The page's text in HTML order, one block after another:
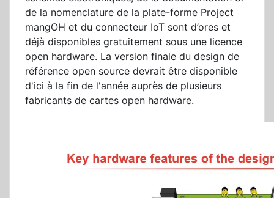
de la nomenclature de la plate-forme Project
mangOH et du connecteur IoT sont d’ores et
déjà disponibles gratuitement sous une licence
open hardware. La version finale du design de
référence open source devrait être disponible
d'ici à la fin de l'année auprès de plusieurs
fabricants de cartes open hardware.